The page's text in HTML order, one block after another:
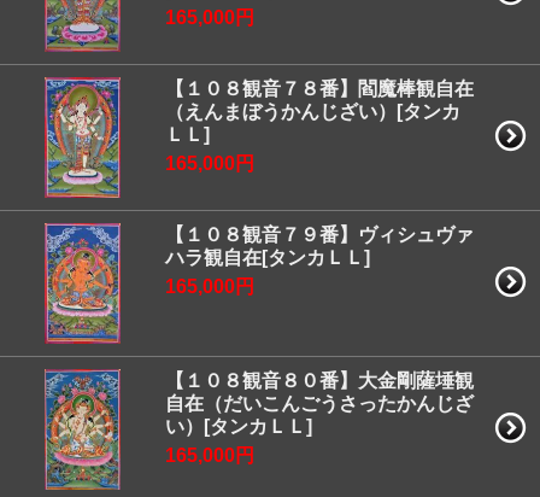
165,000円
【１０８観音７８番】閻魔棒観自在
（えんまぼうかんじざい）[タンカ
ＬＬ]
165,000円
【１０８観音７９番】ヴィシュヴァ
ハラ観自在[タンカＬＬ]
165,000円
【１０８観音８０番】大金剛薩埵観
自在（だいこんごうさったかんじざ
い）[タンカＬＬ]
165,000円